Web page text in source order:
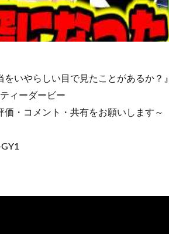
いやらしい目で見たことがあるか？』
ィーダービー
・コメント・共有をお願いします～